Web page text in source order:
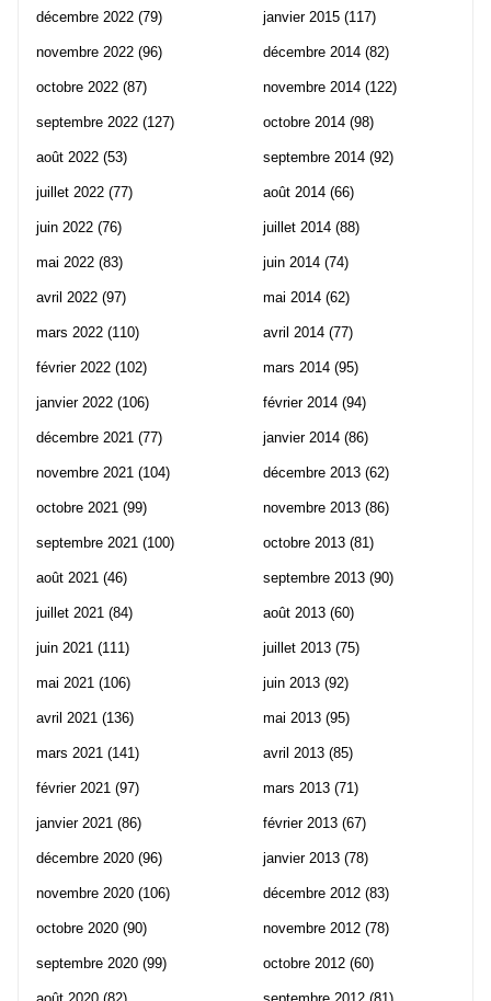
décembre 2022 (79)
novembre 2022 (96)
octobre 2022 (87)
septembre 2022 (127)
août 2022 (53)
juillet 2022 (77)
juin 2022 (76)
mai 2022 (83)
avril 2022 (97)
mars 2022 (110)
février 2022 (102)
janvier 2022 (106)
décembre 2021 (77)
novembre 2021 (104)
octobre 2021 (99)
septembre 2021 (100)
août 2021 (46)
juillet 2021 (84)
juin 2021 (111)
mai 2021 (106)
avril 2021 (136)
mars 2021 (141)
février 2021 (97)
janvier 2021 (86)
décembre 2020 (96)
novembre 2020 (106)
octobre 2020 (90)
septembre 2020 (99)
janvier 2015 (117)
décembre 2014 (82)
novembre 2014 (122)
octobre 2014 (98)
septembre 2014 (92)
août 2014 (66)
juillet 2014 (88)
juin 2014 (74)
mai 2014 (62)
avril 2014 (77)
mars 2014 (95)
février 2014 (94)
janvier 2014 (86)
décembre 2013 (62)
novembre 2013 (86)
octobre 2013 (81)
septembre 2013 (90)
août 2013 (60)
juillet 2013 (75)
juin 2013 (92)
mai 2013 (95)
avril 2013 (85)
mars 2013 (71)
février 2013 (67)
janvier 2013 (78)
décembre 2012 (83)
novembre 2012 (78)
octobre 2012 (60)